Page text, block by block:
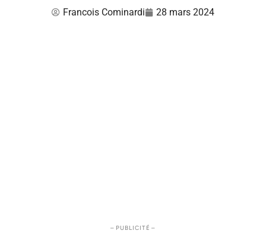
Francois Cominardi 28 mars 2024
– PUBLICITÉ –